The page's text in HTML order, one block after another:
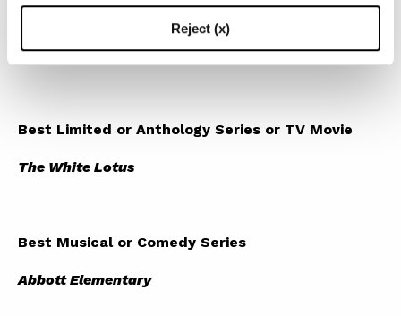
Reject (x)
House of the Dragon
Best Limited or Anthology Series or TV Movie
The White Lotus
Best Musical or Comedy Series
Abbott Elementary